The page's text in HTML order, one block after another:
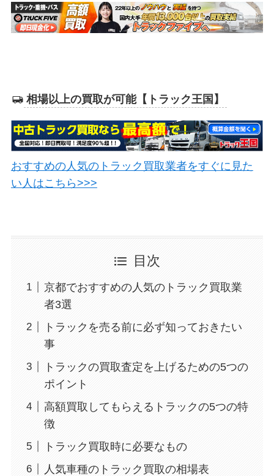
相場以上の買取が可能【トラック王国】
おすすめの人気のトラック買取業者をすぐに見た
い人はこちら>>>
目次
京都でおすすめの人気のトラック買取業
者3選
トラックを売る前に必ず知っておきたい
事
トラックの買取査定を上げるための5つの
ポイント
高額買取してもらえるトラックの5つの特
徴
トラック買取時に必要なもの
人気車種のトラック買取の相場表